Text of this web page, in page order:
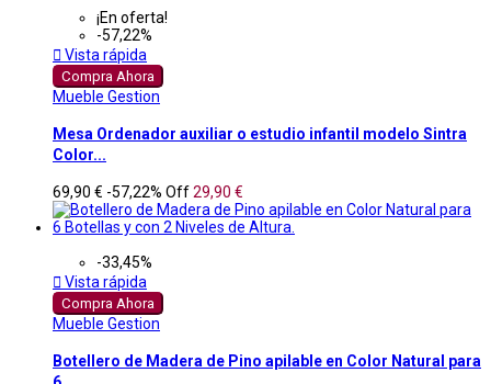
¡En oferta!
-57,22%
 Vista rápida
Compra Ahora
Mueble Gestion
Mesa Ordenador auxiliar o estudio infantil modelo Sintra
Color...
69,90 € -57,22% Off29,90 €
-33,45%
 Vista rápida
Compra Ahora
Mueble Gestion
Botellero de Madera de Pino apilable en Color Natural para